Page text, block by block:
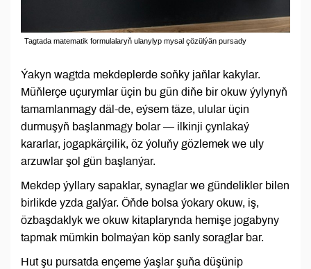
Tagtada matematik formulalaryň ulanylyp mysal çözülýän pursady
Ýakyn wagtda mekdeplerde soňky jaňlar kakylar.
Müňlerçe uçurymlar üçin bu gün diňe bir okuw ýylynyň
tamamlanmagy däl-de, eýsem täze, ulular üçin
durmuşyň başlanmagy bolar — ilkinji çynlakaý
kararlar, jogapkärçilik, öz ýoluňy gözlemek we uly
arzuwlar şol gün başlanýar.
Mekdep ýyllary sapaklar, synaglar we gündelikler bilen
birlikde yzda galýar. Öňde bolsa ýokary okuw, iş,
özbaşdaklyk we okuw kitaplarynda hemişe jogabyny
tapmak mümkin bolmaýan köp sanly soraglar bar.
Hut şu pursatda ençeme ýaşlar şuňa düşünip